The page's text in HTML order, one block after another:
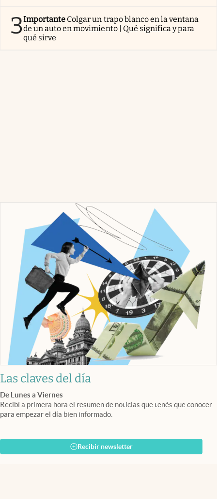
3Importante Colgar un trapo blanco en la ventana
de un auto en movimiento | Qué significa y para
qué sirve
Las claves del día
De Lunes a Viernes
Recibí a primera hora el resumen de noticias que tenés que conocer
para empezar el día bien informado.
Recibir newsletter